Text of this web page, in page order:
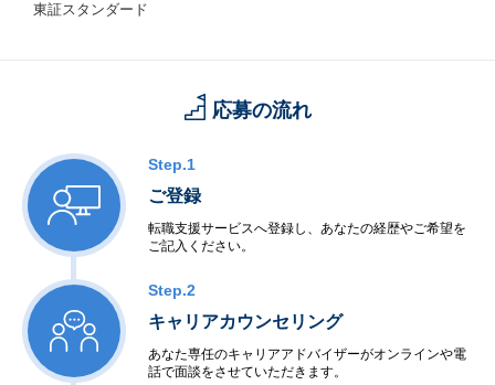
東証スタンダード
応募の流れ
Step.1
ご登録
転職支援サービスへ登録し、あなたの経歴やご希望を
ご記入ください。
Step.2
キャリアカウンセリング
あなた専任のキャリアアドバイザーがオンラインや電
話で面談をさせていただきます。